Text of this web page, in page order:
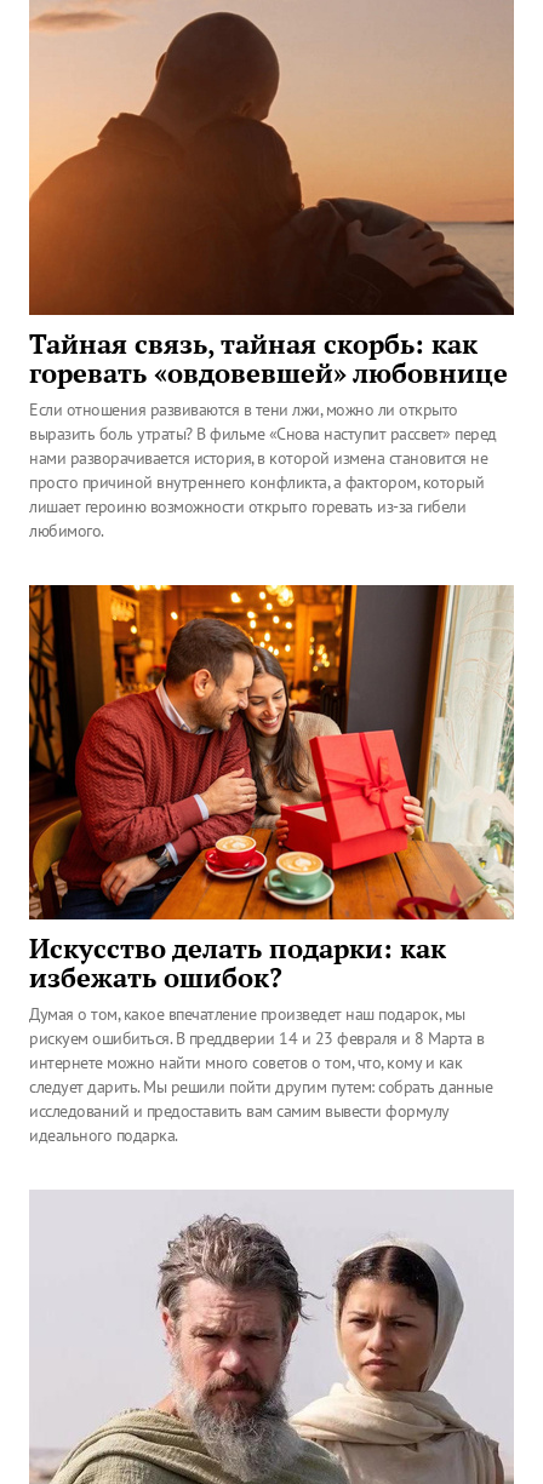
Тайная связь, тайная скорбь: как
горевать «овдовевшей» любовнице
Если отношения развиваются в тени лжи, можно ли открыто
выразить боль утраты? В фильме «Снова наступит рассвет» перед
нами разворачивается история, в которой измена становится не
просто причиной внутреннего конфликта, а фактором, который
лишает героиню возможности открыто горевать из-за гибели
любимого.
Искусство делать подарки: как
избежать ошибок?
Думая о том, какое впечатление произведет наш подарок, мы
рискуем ошибиться. В преддверии 14 и 23 февраля и 8 Марта в
интернете можно найти много советов о том, что, кому и как
следует дарить. Мы решили пойти другим путем: собрать данные
исследований и предоставить вам самим вывести формулу
идеального подарка.